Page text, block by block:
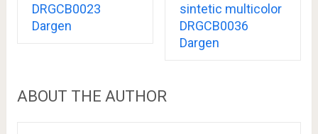
DRGCB0023
Dargen
sintetic multicolor
DRGCB0036
Dargen
ABOUT THE AUTHOR